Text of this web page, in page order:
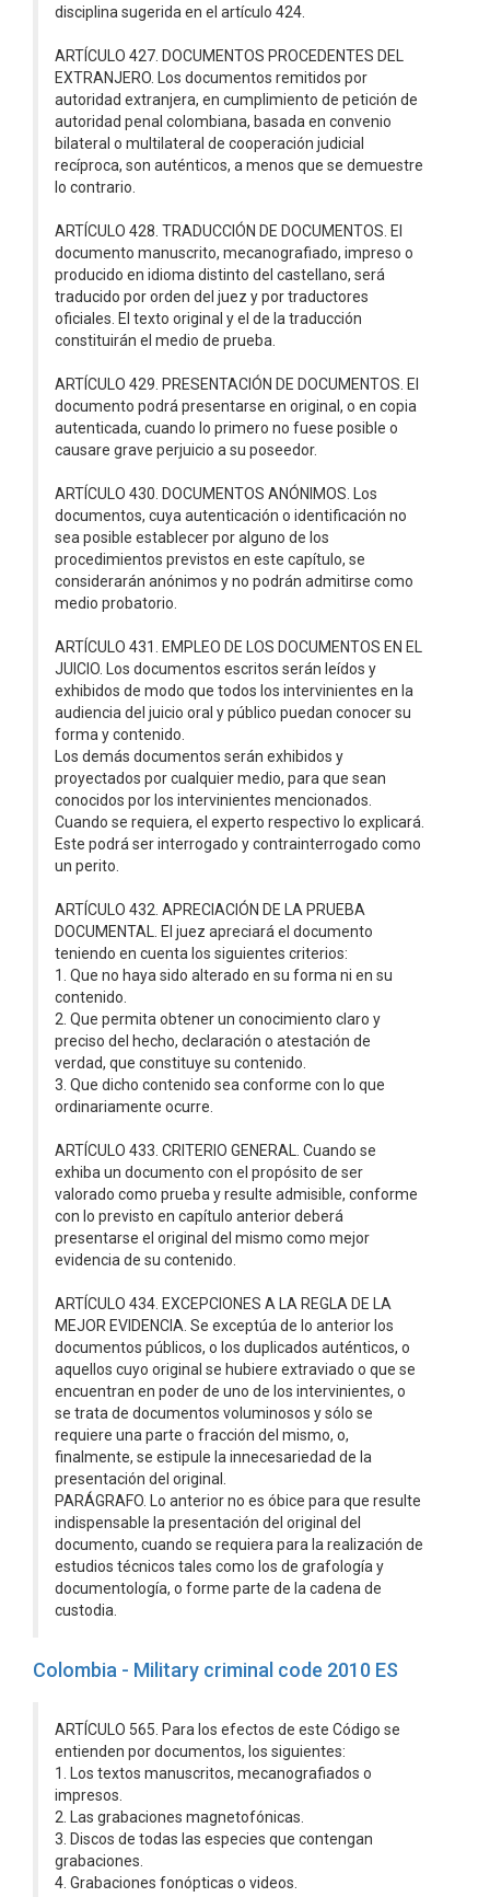
disciplina sugerida en el artículo 424.
ARTÍCULO 427. DOCUMENTOS PROCEDENTES DEL
EXTRANJERO. Los documentos remitidos por
autoridad extranjera, en cumplimiento de petición de
autoridad penal colombiana, basada en convenio
bilateral o multilateral de cooperación judicial
recíproca, son auténticos, a menos que se demuestre
lo contrario.
ARTÍCULO 428. TRADUCCIÓN DE DOCUMENTOS. El
documento manuscrito, mecanografiado, impreso o
producido en idioma distinto del castellano, será
traducido por orden del juez y por traductores
oficiales. El texto original y el de la traducción
constituirán el medio de prueba.
ARTÍCULO 429. PRESENTACIÓN DE DOCUMENTOS. El
documento podrá presentarse en original, o en copia
autenticada, cuando lo primero no fuese posible o
causare grave perjuicio a su poseedor.
ARTÍCULO 430. DOCUMENTOS ANÓNIMOS. Los
documentos, cuya autenticación o identificación no
sea posible establecer por alguno de los
procedimientos previstos en este capítulo, se
considerarán anónimos y no podrán admitirse como
medio probatorio.
ARTÍCULO 431. EMPLEO DE LOS DOCUMENTOS EN EL
JUICIO. Los documentos escritos serán leídos y
exhibidos de modo que todos los intervinientes en la
audiencia del juicio oral y público puedan conocer su
forma y contenido.
Los demás documentos serán exhibidos y
proyectados por cualquier medio, para que sean
conocidos por los intervinientes mencionados.
Cuando se requiera, el experto respectivo lo explicará.
Este podrá ser interrogado y contrainterrogado como
un perito.
ARTÍCULO 432. APRECIACIÓN DE LA PRUEBA
DOCUMENTAL. El juez apreciará el documento
teniendo en cuenta los siguientes criterios:
1. Que no haya sido alterado en su forma ni en su
contenido.
2. Que permita obtener un conocimiento claro y
preciso del hecho, declaración o atestación de
verdad, que constituye su contenido.
3. Que dicho contenido sea conforme con lo que
ordinariamente ocurre.
ARTÍCULO 433. CRITERIO GENERAL. Cuando se
exhiba un documento con el propósito de ser
valorado como prueba y resulte admisible, conforme
con lo previsto en capítulo anterior deberá
presentarse el original del mismo como mejor
evidencia de su contenido.
ARTÍCULO 434. EXCEPCIONES A LA REGLA DE LA
MEJOR EVIDENCIA. Se exceptúa de lo anterior los
documentos públicos, o los duplicados auténticos, o
aquellos cuyo original se hubiere extraviado o que se
encuentran en poder de uno de los intervinientes, o
se trata de documentos voluminosos y sólo se
requiere una parte o fracción del mismo, o,
finalmente, se estipule la innecesariedad de la
presentación del original.
PARÁGRAFO. Lo anterior no es óbice para que resulte
indispensable la presentación del original del
documento, cuando se requiera para la realización de
estudios técnicos tales como los de grafología y
documentología, o forme parte de la cadena de
custodia.
Colombia - Military criminal code 2010 ES
ARTÍCULO 565. Para los efectos de este Código se
entienden por documentos, los siguientes:
1. Los textos manuscritos, mecanografiados o
impresos.
2. Las grabaciones magnetofónicas.
3. Discos de todas las especies que contengan
grabaciones.
4. Grabaciones fonópticas o videos.